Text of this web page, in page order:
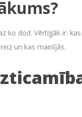
ko dod. Vērtīgāk ir:
un kas mainījās.